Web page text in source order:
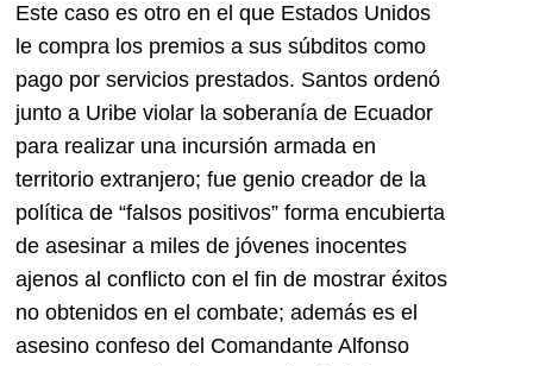
Este caso es otro en el que Estados Unidos
le compra los premios a sus súbditos como
pago por servicios prestados. Santos ordenó
junto a Uribe violar la soberanía de Ecuador
para realizar una incursión armada en
territorio extranjero; fue genio creador de la
política de “falsos positivos” forma encubierta
de asesinar a miles de jóvenes inocentes
ajenos al conflicto con el fin de mostrar éxitos
no obtenidos en el combate; además es el
asesino confeso del Comandante Alfonso